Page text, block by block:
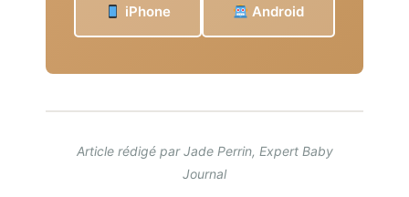
iPhone Android
Article rédigé par Jade Perrin, Expert Baby
Journal